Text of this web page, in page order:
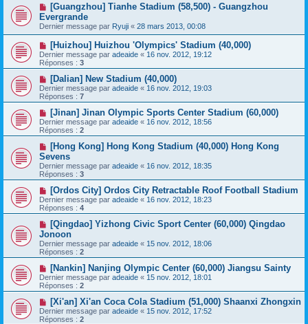
[Guangzhou] Tianhe Stadium (58,500) - Guangzhou
Evergrande
Dernier message par Ryuji « 28 mars 2013, 00:08
[Huizhou] Huizhou 'Olympics' Stadium (40,000)
Dernier message par adeaide « 16 nov. 2012, 19:12
Réponses : 3
[Dalian] New Stadium (40,000)
Dernier message par adeaide « 16 nov. 2012, 19:03
Réponses : 7
[Jinan] Jinan Olympic Sports Center Stadium (60,000)
Dernier message par adeaide « 16 nov. 2012, 18:56
Réponses : 2
[Hong Kong] Hong Kong Stadium (40,000) Hong Kong
Sevens
Dernier message par adeaide « 16 nov. 2012, 18:35
Réponses : 3
[Ordos City] Ordos City Retractable Roof Football Stadium
Dernier message par adeaide « 16 nov. 2012, 18:23
Réponses : 4
[Qingdao] Yizhong Civic Sport Center (60,000) Qingdao
Jonoon
Dernier message par adeaide « 15 nov. 2012, 18:06
Réponses : 2
[Nankin] Nanjing Olympic Center (60,000) Jiangsu Sainty
Dernier message par adeaide « 15 nov. 2012, 18:01
Réponses : 2
[Xi'an] Xi'an Coca Cola Stadium (51,000) Shaanxi Zhongxin
Dernier message par adeaide « 15 nov. 2012, 17:52
Réponses : 2